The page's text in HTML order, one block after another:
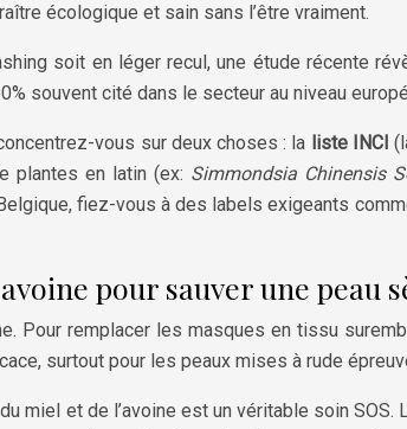
écologique et sain sans l’être vraiment.
soit en léger recul, une étude récente
souvent cité dans le secteur au niveau
vous sur deux choses : la liste INCI
plantes en latin (ex: Simmondsia Chinensis
fiez-vous à des labels exigeants
pour sauver une peau
Pour remplacer les masques en tissu
surtout pour les peaux mises à rude
miel et de l’avoine est un véritable soin SOS.